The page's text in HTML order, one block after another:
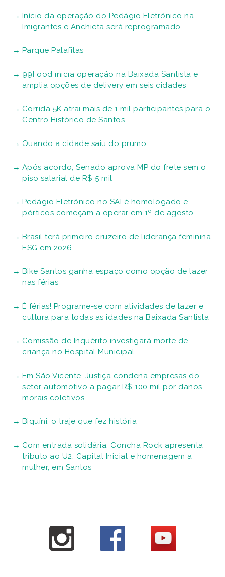
Início da operação do Pedágio Eletrônico na
Imigrantes e Anchieta será reprogramado
Parque Palafitas
99Food inicia operação na Baixada Santista e
amplia opções de delivery em seis cidades
Corrida 5K atrai mais de 1 mil participantes para o
Centro Histórico de Santos
Quando a cidade saiu do prumo
Após acordo, Senado aprova MP do frete sem o
piso salarial de R$ 5 mil
Pedágio Eletrônico no SAI é homologado e
pórticos começam a operar em 1º de agosto
Brasil terá primeiro cruzeiro de liderança feminina
ESG em 2026
Bike Santos ganha espaço como opção de lazer
nas férias
É férias! Programe-se com atividades de lazer e
cultura para todas as idades na Baixada Santista
Comissão de Inquérito investigará morte de
criança no Hospital Municipal
Em São Vicente, Justiça condena empresas do
setor automotivo a pagar R$ 100 mil por danos
morais coletivos
Biquíni: o traje que fez história
Com entrada solidária, Concha Rock apresenta
tributo ao U2, Capital Inicial e homenagem a
mulher, em Santos